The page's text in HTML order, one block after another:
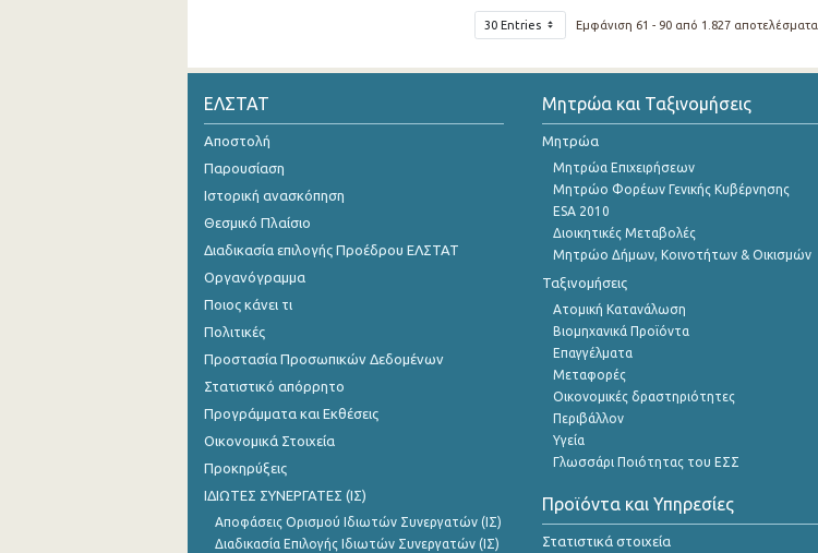
30 Entries Εμφάνιση 61 - 90 από 1.827 αποτελέσματα.
ΕΛΣΤΑΤ
Αποστολή
Παρουσίαση
Ιστορική ανασκόπηση
Θεσμικό Πλαίσιο
Διαδικασία επιλογής Προέδρου ΕΛΣΤΑΤ
Οργανόγραμμα
Ποιος κάνει τι
Πολιτικές
Προστασία Προσωπικών Δεδομένων
Στατιστικό απόρρητο
Προγράμματα και Εκθέσεις
Οικονομικά Στοιχεία
Προκηρύξεις
ΙΔΙΩΤΕΣ ΣΥΝΕΡΓΑΤΕΣ (ΙΣ)
Αποφάσεις Ορισμού Ιδιωτών Συνεργατών (ΙΣ)
Διαδικασία Επιλογής Ιδιωτών Συνεργατών (ΙΣ)
Μητρώα και Ταξινομήσεις
Μητρώα
Μητρώα Επιχειρήσεων
Μητρώο Φορέων Γενικής Κυβέρνησης
ESA 2010
Διοικητικές Μεταβολές
Μητρώο Δήμων, Κοινοτήτων & Οικισμών
Ταξινομήσεις
Ατομική Κατανάλωση
Βιομηχανικά Προϊόντα
Επαγγέλματα
Μεταφορές
Οικονομικές δραστηριότητες
Περιβάλλον
Υγεία
Γλωσσάρι Ποιότητας του ΕΣΣ
Προϊόντα και Υπηρεσίες
Στατιστικά στοιχεία